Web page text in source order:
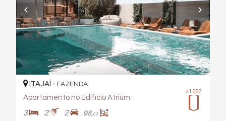
#1.082
ITAJAÍ - FAZENDA
Apartamento no Edifício Atrium
3 2 2 98,00